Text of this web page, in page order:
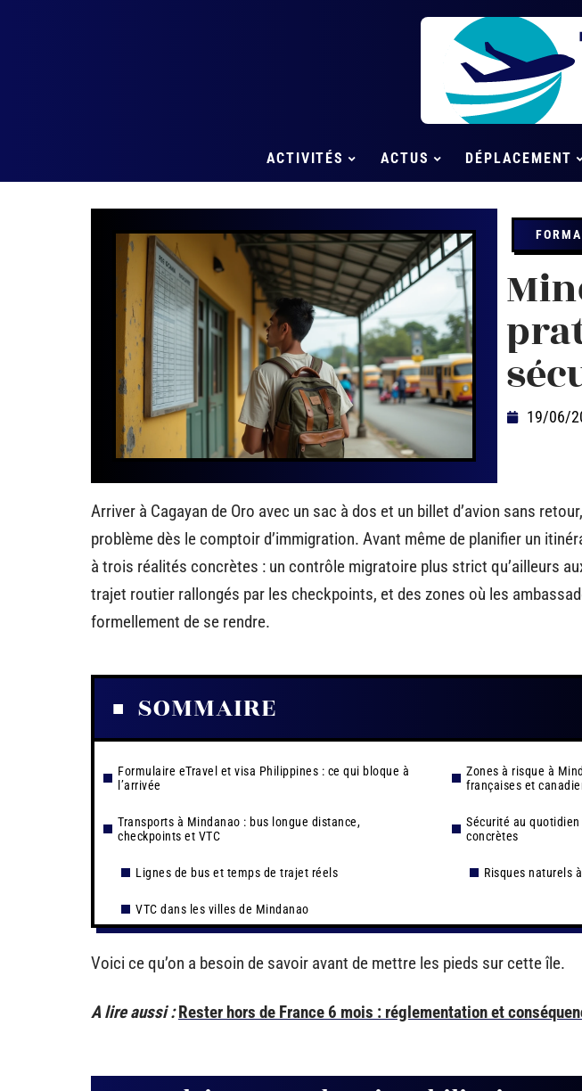
ACTIVITÉS ACTUS DÉPLACEMENT
19/06/
Arriver à Cagayan de Oro avec un sac à dos et un billet d’avion sans
problème dès le comptoir d’immigration. Avant même de planifier un
à trois réalités concrètes : un contrôle migratoire plus strict qu’ailleurs
trajet routier rallongés par les checkpoints, et des zones où les
formellement de se rendre.
SOMMAIRE
Formulaire eTravel et visa Philippines : ce qui bloque à
l’arrivée
Transports à Mindanao : bus longue distance,
checkpoints et VTC
Lignes de bus et temps de trajet réels
VTC dans les villes de Mindanao
Zones à risque à
françaises et
Sécurité au
concrètes
Risques naturels
Voici ce qu’on a besoin de savoir avant de mettre les pieds sur cette île.
A lire aussi : Rester hors de France 6 mois : réglementation et